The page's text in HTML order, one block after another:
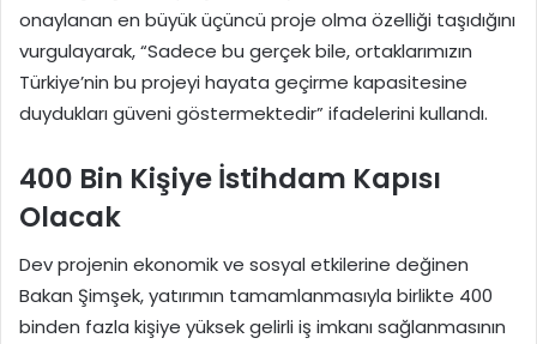
onaylanan en büyük üçüncü proje olma özelliği taşıdığını
vurgulayarak, “Sadece bu gerçek bile, ortaklarımızın
Türkiye’nin bu projeyi hayata geçirme kapasitesine
duydukları güveni göstermektedir” ifadelerini kullandı.
400 Bin Kişiye İstihdam Kapısı
Olacak
Dev projenin ekonomik ve sosyal etkilerine değinen
Bakan Şimşek, yatırımın tamamlanmasıyla birlikte 400
binden fazla kişiye yüksek gelirli iş imkanı sağlanmasının